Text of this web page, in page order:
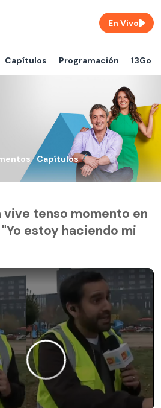
Capítulos Programación 13Go
En Vivo
Capítulos
vive tenso momento en
estoy haciendo mi